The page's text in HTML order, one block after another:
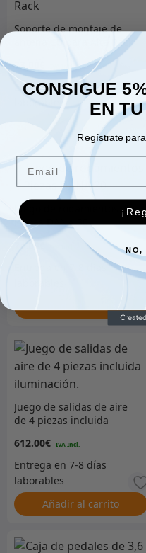
Soporte de montaje de
antena CB para Alta Rack
73.00
Añadir al carrito
Juego de rodamientos 4
Piezas DANA 30
74.00
Juego de salidas de aire
de 4 piezas incluida
612.00€
Añadir al carrito
CONSIGUE
EN
Regístrate
NO,